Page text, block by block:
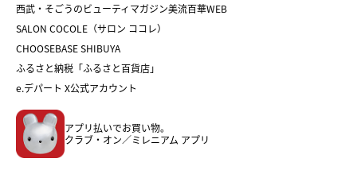
ホワイトデー
バレンタイン
ホワイトデー
おせち
フード
ホーム・キッチン＆アート
西武・そごうのビューティマガジン美流百華WEB
SALON COCOLE（サロン ココレ）
CHOOSEBASE SHIBUYA
ふるさと納税「ふるさと百貨店」
e.デパート X公式アカウント
アプリ払いでお買い物。
クラブ・オン／ミレニアム アプリ